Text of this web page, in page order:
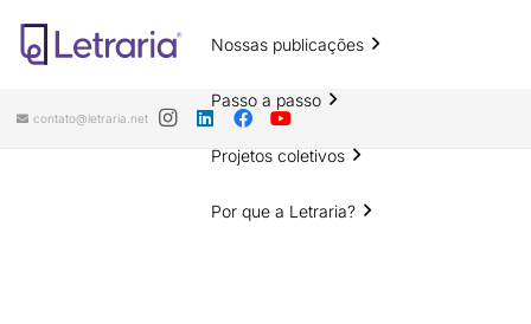
Nossas publicações
Passo a passo
Projetos coletivos
Por que a Letraria?
contato@letraria.net